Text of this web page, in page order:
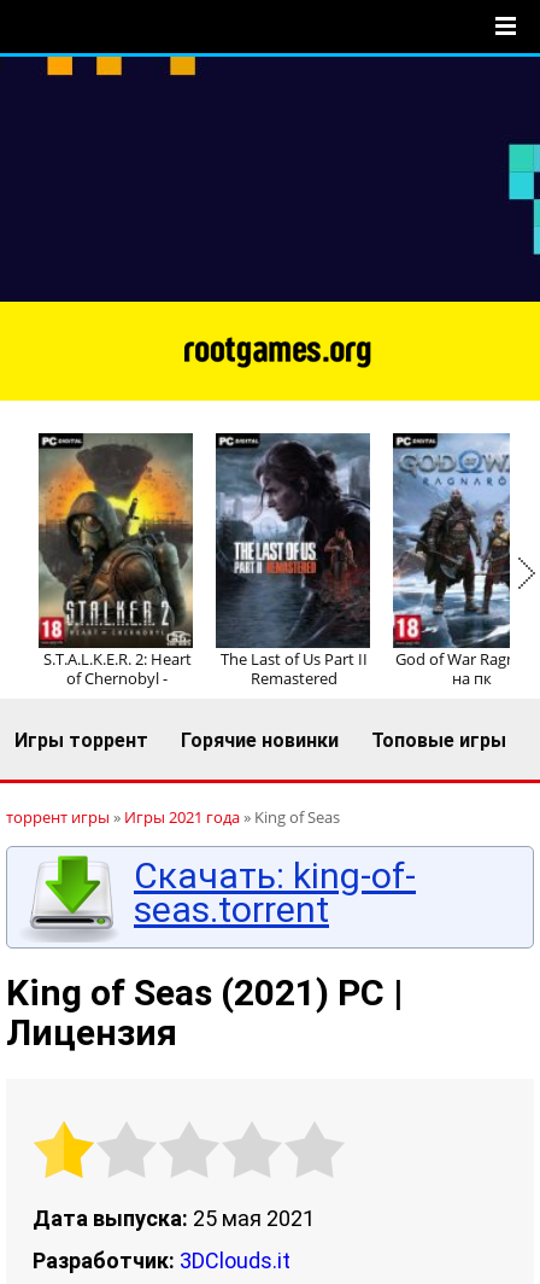
Регистрация Вход
S.T.A.L.K.E.R. 2: Heart
of Chernobyl -
The Last of Us Part II
Remastered
God of War
на пк
Игры торрент Горячие новинки Топовые игры
торрент игры » Игры 2021 года» King of Seas
Скачать: king-of-
seas.torrent
King of Seas (2021) PC |
Лицензия
Дата выпуска: 25 мая 2021
Разработчик: 3DClouds.it